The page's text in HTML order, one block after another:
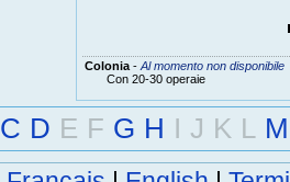
Colonia- Al momento non disponibile
Con 20-30 operaie
C D E F G H I J K L M